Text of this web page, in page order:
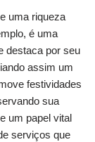
uma riqueza
é uma
destaca por seu
assim um
festividades
sua
um papel vital
serviços que